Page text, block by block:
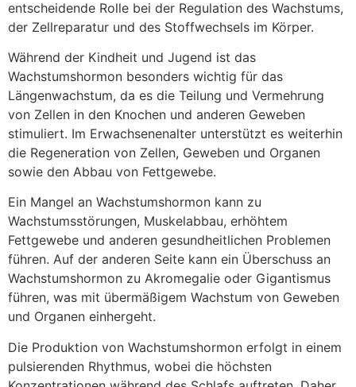
entscheidende Rolle bei der Regulation des Wachstums,
der Zellreparatur und des Stoffwechsels im Körper.
Während der Kindheit und Jugend ist das
Wachstumshormon besonders wichtig für das
Längenwachstum, da es die Teilung und Vermehrung
von Zellen in den Knochen und anderen Geweben
stimuliert. Im Erwachsenenalter unterstützt es weiterhin
die Regeneration von Zellen, Geweben und Organen
sowie den Abbau von Fettgewebe.
Ein Mangel an Wachstumshormon kann zu
Wachstumsstörungen, Muskelabbau, erhöhtem
Fettgewebe und anderen gesundheitlichen Problemen
führen. Auf der anderen Seite kann ein Überschuss an
Wachstumshormon zu Akromegalie oder Gigantismus
führen, was mit übermäßigem Wachstum von Geweben
und Organen einhergeht.
Die Produktion von Wachstumshormon erfolgt in einem
pulsierenden Rhythmus, wobei die höchsten